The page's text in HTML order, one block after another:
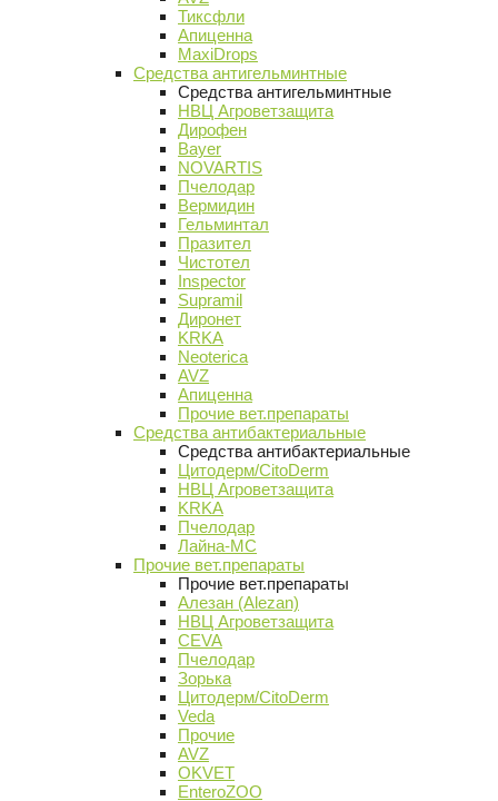
Тиксфли
Апиценна
MaxiDrops
Средства антигельминтные
Средства антигельминтные
НВЦ Агроветзащита
Дирофен
Bayer
NOVARTIS
Пчелодар
Вермидин
Гельминтал
Празител
Чистотел
Inspector
Supramil
Диронет
KRKA
Neoterica
AVZ
Апиценна
Прочие вет.препараты
Средства антибактериальные
Средства антибактериальные
Цитодерм/CitoDerm
НВЦ Агроветзащита
KRKA
Пчелодар
Лайна-МС
Прочие вет.препараты
Прочие вет.препараты
Алезан (Alezan)
НВЦ Агроветзащита
CEVA
Пчелодар
Зорька
Цитодерм/CitoDerm
Veda
Прочие
AVZ
OKVET
EnteroZOO